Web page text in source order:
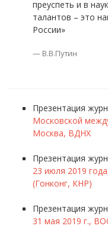
преуспеть и в
талантов – это
России»
В.В.Путин
Презентация
Московской
Москва, ВДНХ
Презентация
23 июля 2019
(Гонконг, КНР)
Презентация
31 мая 2019 г.,